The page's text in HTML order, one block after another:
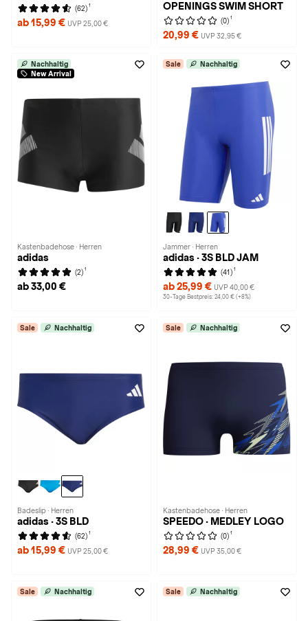
(62) 1
ab 15,99 € UVP 25,00 €
OPENINGS SWIM SHORT
(0) 1
20,99 € UVP 32,95 €
Nachhaltig
New Arrival
Kastenbadehose · Herren
adidas
(2) 1
ab 33,00 €
Sale Nachhaltig
Jammer · Herren
adidas · 3S BLD JAM
(41) 1
ab 25,99 € UVP 40,00 €
30-Tage Bestpreis: 24,00 € (+8%)
Sale Nachhaltig
Badeslip · Herren
adidas · 3S BLD
(62) 1
ab 15,99 € UVP 25,00 €
Sale Nachhaltig
Kastenbadehose · Herren
SPEEDO · MEDLEY LOGO
(0) 1
28,99 € UVP 35,00 €
Sale Nachhaltig Sale Nachhaltig